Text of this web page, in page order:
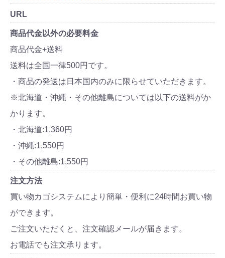
URL
商品代金以外の必要料金
商品代金+送料
送料は全国一律500円です。
・商品の発送は日本国内のみに限らせていただきます。
※北海道・沖縄・その他離島については以下の送料がか
かります。
・北海道:1,360円
・沖縄:1,550円
・その他離島:1,550円
注文方法
買い物カゴシステムにより簡単・便利に24時間お買い物
ができます。
ご注文いただくと、注文確認メールが届きます。
お電話でも注文承ります。